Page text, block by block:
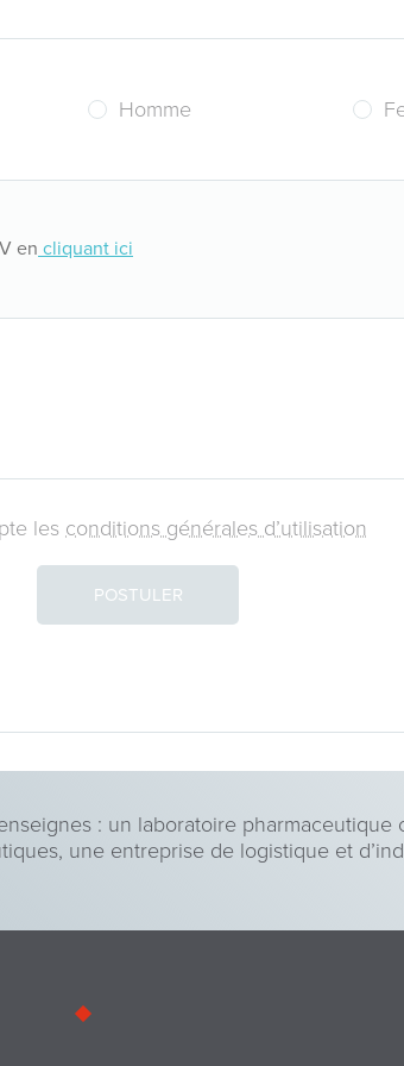
Homme
en cliquant ici
les conditions générales d’utilisation
POSTULER
: un laboratoire pharmaceutique
une entreprise de logistique et